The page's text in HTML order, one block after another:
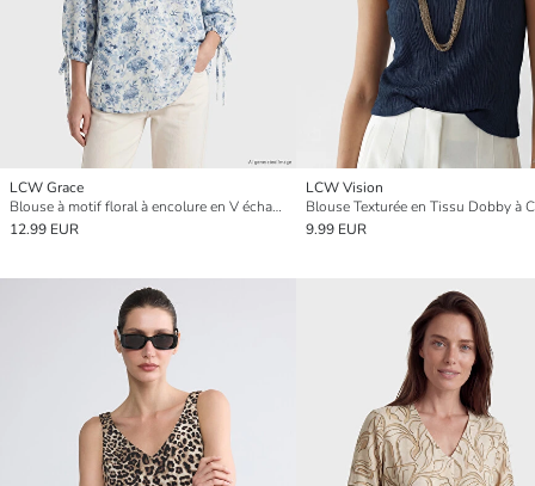
LCW Grace
Blouse à motif floral à encolure en V échancré avec lien
12.99 EUR
LCW Vision
9.99 EUR